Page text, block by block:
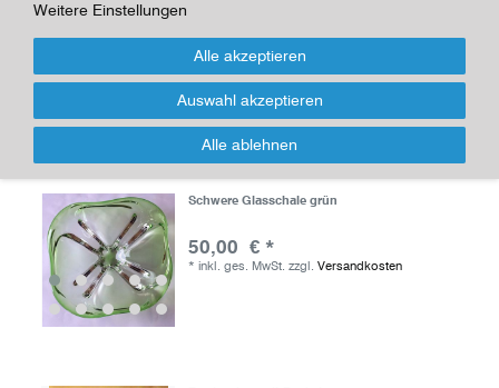
55,00 € *
*inkl. ges. MwSt.zzgl.Versandkosten
Schwere Glasschale grün
50,00 € *
* inkl. ges. MwSt. zzgl. Versandkosten
Weitere Einstellungen
Alle akzeptieren
Auswahl akzeptieren
Alle ablehnen